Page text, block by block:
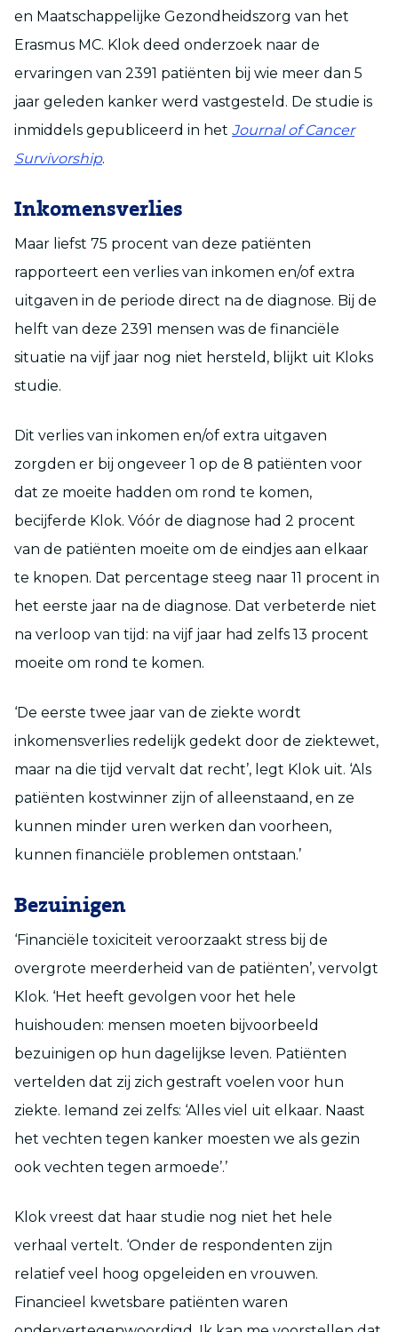
en Maatschappelijke Gezondheidszorg van het
Erasmus MC. Klok deed onderzoek naar de
ervaringen van 2391 patiënten bij wie meer dan 5
jaar geleden kanker werd vastgesteld. De studie is
inmiddels gepubliceerd in het Journal of Cancer
Survivorship.
Inkomensverlies
Maar liefst 75 procent van deze patiënten
rapporteert een verlies van inkomen en/of extra
uitgaven in de periode direct na de diagnose. Bij de
helft van deze 2391 mensen was de financiële
situatie na vijf jaar nog niet hersteld, blijkt uit Kloks
studie.
Dit verlies van inkomen en/of extra uitgaven
zorgden er bij ongeveer 1 op de 8 patiënten voor
dat ze moeite hadden om rond te komen,
becijferde Klok. Vóór de diagnose had 2 procent
van de patiënten moeite om de eindjes aan elkaar
te knopen. Dat percentage steeg naar 11 procent in
het eerste jaar na de diagnose. Dat verbeterde niet
na verloop van tijd: na vijf jaar had zelfs 13 procent
moeite om rond te komen.
‘De eerste twee jaar van de ziekte wordt
inkomensverlies redelijk gedekt door de ziektewet,
maar na die tijd vervalt dat recht’, legt Klok uit. ‘Als
patiënten kostwinner zijn of alleenstaand, en ze
kunnen minder uren werken dan voorheen,
kunnen financiële problemen ontstaan.’
Bezuinigen
‘Financiële toxiciteit veroorzaakt stress bij de
overgrote meerderheid van de patiënten’, vervolgt
Klok. ‘Het heeft gevolgen voor het hele
huishouden: mensen moeten bijvoorbeeld
bezuinigen op hun dagelijkse leven. Patiënten
vertelden dat zij zich gestraft voelen voor hun
ziekte. Iemand zei zelfs: ‘Alles viel uit elkaar. Naast
het vechten tegen kanker moesten we als gezin
ook vechten tegen armoede’.’
Klok vreest dat haar studie nog niet het hele
verhaal vertelt. ‘Onder de respondenten zijn
relatief veel hoog opgeleiden en vrouwen.
Financieel kwetsbare patiënten waren